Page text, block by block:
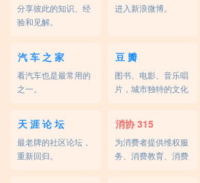
分享彼此的知识、经
验和见解。
进入新浪微博。
汽 车 之 家
看汽车也是最常用的
之一。
豆 瓣
图书、电影、音乐唱
片，城市独特的文化
天 涯 论 坛
最老牌的社区论坛，
重新回归。
消协 315
为消费者提供维权服
务、消费教育、消费